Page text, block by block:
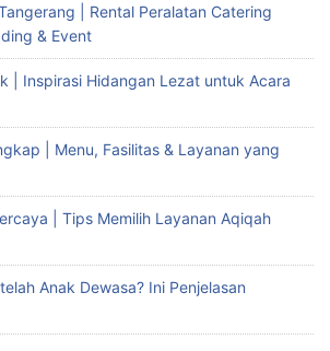
| Rental Peralatan Catering
& Event
| Inspirasi Hidangan Lezat untuk Acara
| Menu, Fasilitas & Layanan yang
| Tips Memilih Layanan Aqiqah
Anak Dewasa? Ini Penjelasan